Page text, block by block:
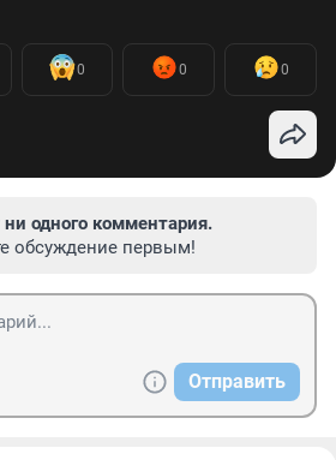
0 0 0
одного комментария.
обсуждение первым!
Отправить